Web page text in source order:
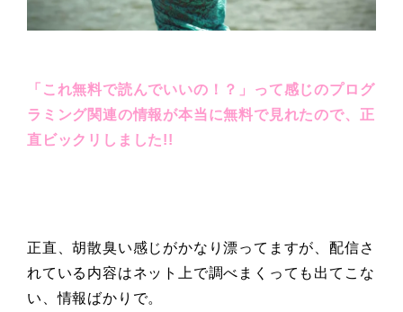
「これ無料で読んでいいの！？」って感じのプログ
ラミング関連の情報が本当に無料で見れたので、正
直ビックリしました!!
正直、胡散臭い感じがかなり漂ってますが、配信さ
れている内容はネット上で調べまくっても出てこな
い、情報ばかりで。